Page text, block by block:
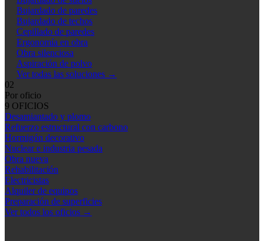
Bujardado de paredes
Bujardado de techos
Cepillado de paredes
Ergonomía en obra
Obra silenciosa
Aspiración de polvo
Ver todas las soluciones →
02
Por oficio
9 OFICIOS
Desamiantado y plomo
Refuerzo estructural con carbono
Hormigón decorativo
Nuclear e industria pesada
Obra nueva
Rehabilitación
Electricistas
Alquiler de equipos
Preparación de superficies
Ver todos los oficios →